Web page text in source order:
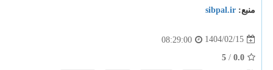
منبع: sibpal.ir
1404/02/15
08:29:00
0.0
/
5